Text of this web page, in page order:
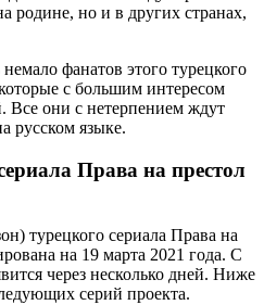
родине, но и в других странах,
фанатов этого турецкого
с большим интересом
Все они с нетерпением ждут
русском языке.
Права на престол
турецкого сериала Права на
на 19 марта 2021 года. С
через несколько дней. Ниже
серий проекта.